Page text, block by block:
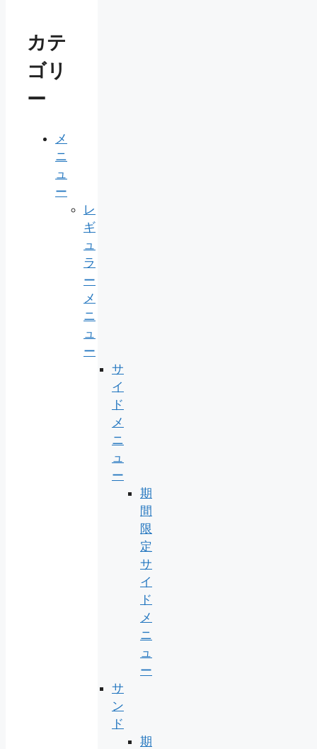
カテ
ゴリ
ー
メ
ニ
ュ
ー
レ
ギ
ュ
ラ
ー
メ
ニ
ュ
ー
サ
イ
ド
メ
ニ
ュ
ー
期
間
限
定
サ
イ
ド
メ
ニ
ュ
ー
サ
ン
ド
期